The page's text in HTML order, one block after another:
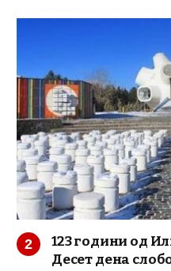
123 години од
Десет дена